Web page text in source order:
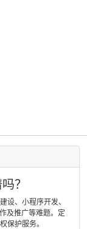
？
设、小程序开发、
及推广等难题。定
保护服务。